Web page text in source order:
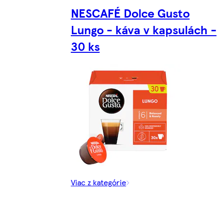
NESCAFÉ Dolce Gusto
Lungo - káva v kapsulách -
30 ks
Viac z kategórie